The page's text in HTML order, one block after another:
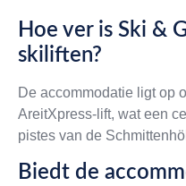
Hoe ver is Ski &
skiliften?
De accommodatie ligt op
AreitXpress-lift, wat een
pistes van de
Biedt de